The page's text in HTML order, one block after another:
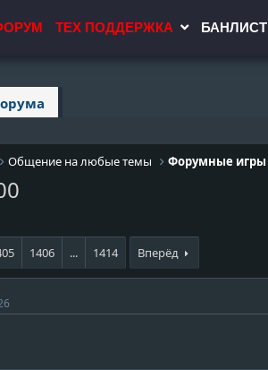
ТЕХ ПОДДЕРЖКА БАНЛИСТ
Общение на любые темы Форумные игры
1406 ... 1414 Вперёд